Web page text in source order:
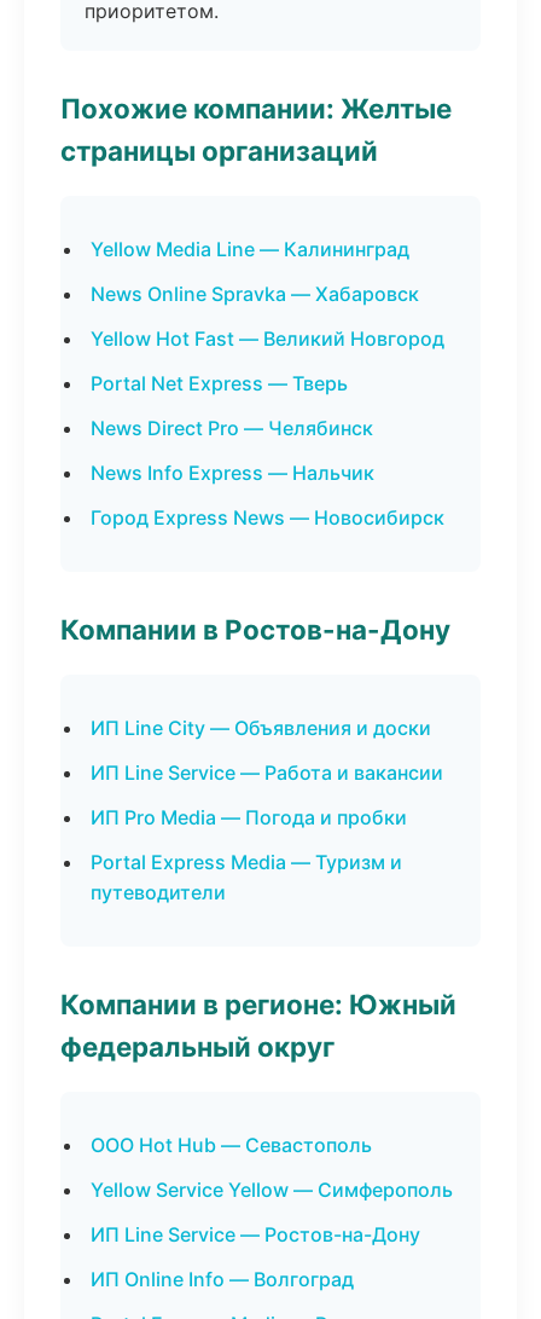
приоритетом.
Похожие компании: Желтые
страницы организаций
Yellow Media Line — Калининград
News Online Spravka — Хабаровск
Yellow Hot Fast — Великий Новгород
Portal Net Express — Тверь
News Direct Pro — Челябинск
News Info Express — Нальчик
Город Express News — Новосибирск
Компании в Ростов-на-Дону
ИП Line City — Объявления и доски
ИП Line Service — Работа и вакансии
ИП Pro Media — Погода и пробки
Portal Express Media — Туризм и
путеводители
Компании в регионе: Южный
федеральный округ
ООО Hot Hub — Севастополь
Yellow Service Yellow — Симферополь
ИП Line Service — Ростов-на-Дону
ИП Online Info — Волгоград